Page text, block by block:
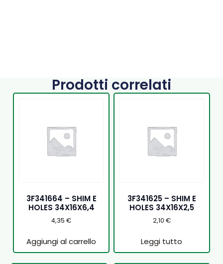
Prodotti correlati
3F341664 – SHIM E
HOLES 34X16X6,4
4,35€
Aggiungi al carrello
3F341625 – SHIM E
HOLES 34X16X2,5
2,10 €
Leggi tutto